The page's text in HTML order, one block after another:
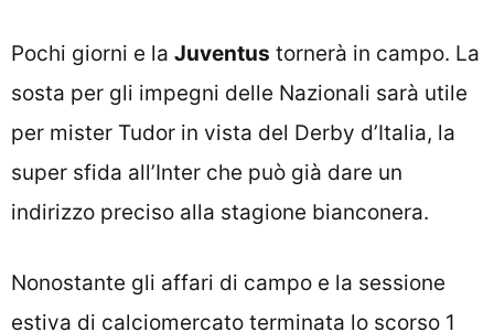
Pochi giorni e la Juventus tornerà in campo. La
sosta per gli impegni delle Nazionali sarà utile
per mister Tudor in vista del Derby d’Italia, la
super sfida all’Inter che può già dare un
indirizzo preciso alla stagione bianconera.
Nonostante gli affari di campo e la sessione
estiva di calciomercato terminata lo scorso 1